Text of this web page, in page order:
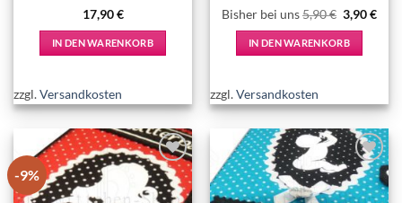
17,90€
IN DEN WARENKORB
zzgl.Versandkosten
Bisher bei uns5,90€
Preis
war:
5,90 €
3,90€
IN DEN WARENKORB
zzgl.Versandkosten
-9%
Add to
wishlist
Add to
wishlist